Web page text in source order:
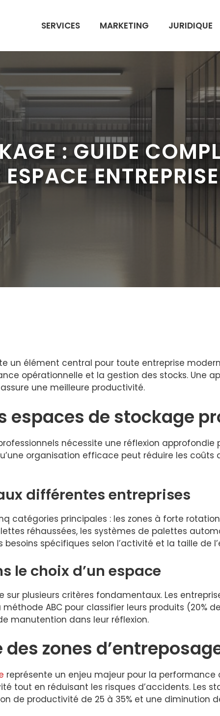
SERVICES MARKETING JURIDIQUE
: GUIDE
ENTREPRISE
un élément central pour toute entreprise
opérationnelle et la gestion des stocks. Une
une meilleure productivité.
espaces de stockage
nécessite une réflexion
organisation efficace peut réduire les coûts
différentes entreprises
catégories principales : les zones à forte
réhaussées, les systèmes de palettes
spécifiques selon l’activité et la taille de
le choix d’un espace
sur plusieurs critères fondamentaux. Les
ABC pour classifier leurs produits (20%
manutention dans leur réflexion.
zones
représente un enjeu majeur pour la performance
tout en réduisant les risques d’accidents. Les
de productivité de 25 à 35% et une diminution